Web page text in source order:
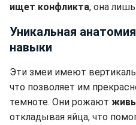
ищет конфликта, она
Уникальная
навыки
Эти змеи имеют
что позволяет им
темноте. Они рожают
откладывая яйца, что